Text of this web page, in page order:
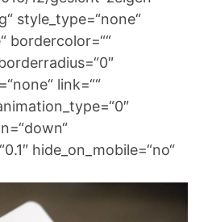
style_type=“none“
bordercolor=““
link=““
hide_on_mobile=“no“